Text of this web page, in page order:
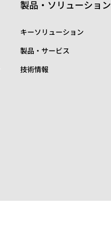
製品・ソリューション
キーソリューション
製品・サービス
技術情報